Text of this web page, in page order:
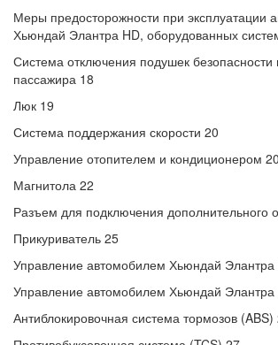
Меры предосторожности при эксплуатации
Хьюндай Элантра HD, оборудованных
Система отключения подушек безопасности
пассажира 18
Люк 19
Система поддержания скорости 20
Управление отопителем и кондиционером 20
Магнитола 22
Разъем для подключения дополнительного
Прикуриватель 25
Управление автомобилем Хьюндай
Управление автомобилем Хьюндай
Антиблокировочная система тормозов (ABS)